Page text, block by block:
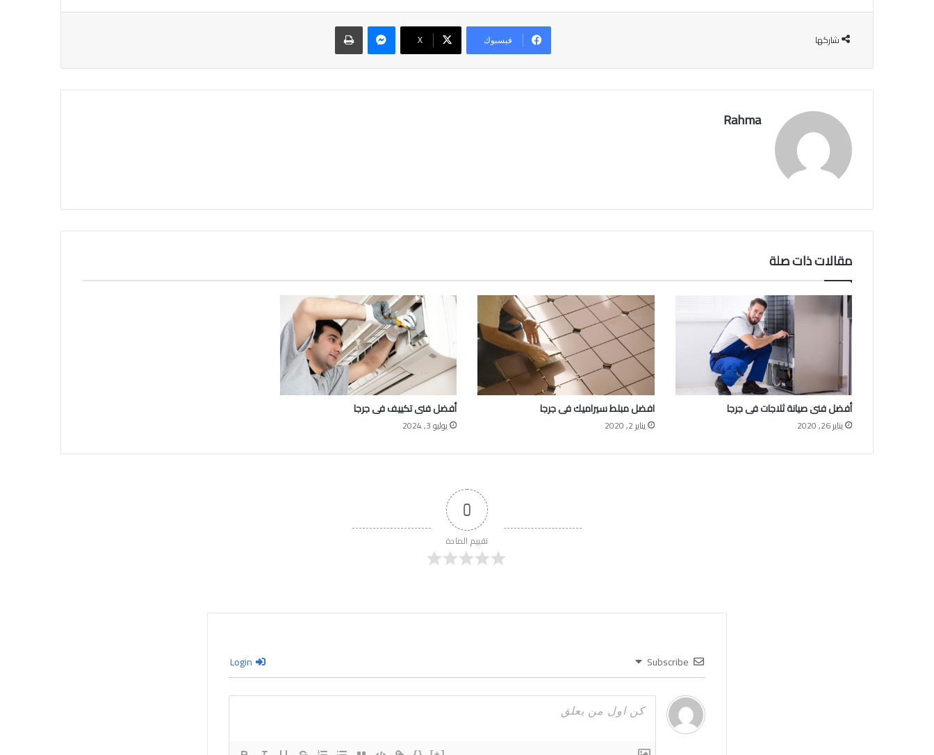
شاركها فيسبوك ‫X
ماسنجر طباعة
Rahma
مقالات ذات صلة
أفضل فنى صيانة ثلاجات فى جرجا
يناير 26, 2020
افضل مبلط سيراميك فى جرجا
يناير 2, 2020
أفضل فنى تكييف فى جرجا
يوليو 3, 2024
0
تقييم المادة
Subscribe